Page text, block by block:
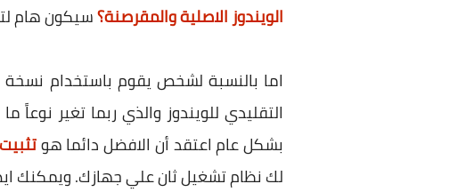
الويندوز الاصلية والمقرصنة؟سيكون هام
اما بالنسبة لشخص يقوم باستخدام
بشكل عام اعتقد أن الافضل دائما هو
لك نظام تشغيل ثان علي جهازك. ويمكنك